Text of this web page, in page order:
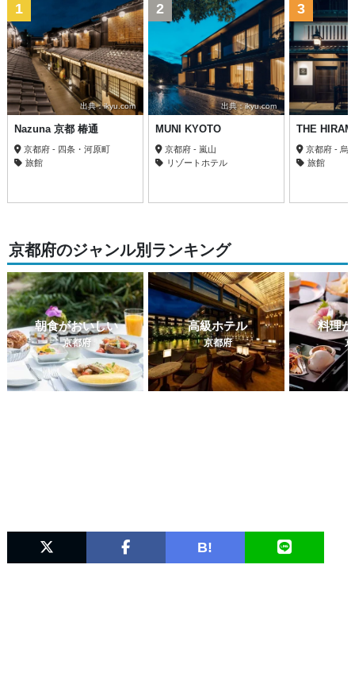
出典：ikyu.com
1
Nazuna 京都 椿通
京都府 - 四条・河原町
旅館
出典：ikyu.com
2
MUNI KYOTO
京都府 - 嵐山
リゾートホテル
3
THE
京都府 - 烏
旅館
京都府のジャンル別ランキング
朝食がおいしい
京都府
高級ホテル
京都府
料理
B!